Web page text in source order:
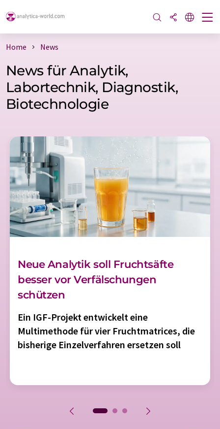
Home News
News für Analytik,
Labortechnik, Diagnostik,
Biotechnologie
Neue Analytik soll Fruchtsäfte
besser vor Verfälschungen
schützen
Ein IGF-Projekt entwickelt eine
Multimethode für vier Fruchtmatrices, die
bisherige Einzelverfahren ersetzen soll